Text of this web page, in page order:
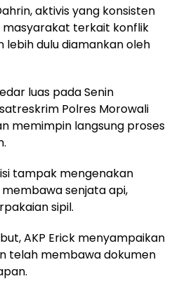
aktivis yang konsisten
masyarakat terkait konflik
lebih dulu diamankan oleh
luas pada Senin
Polres Morowali
memimpin langsung proses
tampak mengenakan
senjata api,
sipil.
AKP Erick menyampaikan
telah membawa dokumen